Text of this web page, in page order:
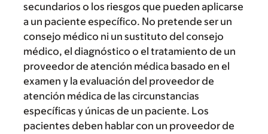
secundarios o los riesgos que pueden aplicarse
a un paciente específico. No pretende ser un
consejo médico ni un sustituto del consejo
médico, el diagnóstico o el tratamiento de un
proveedor de atención médica basado en el
examen y la evaluación del proveedor de
atención médica de las circunstancias
específicas y únicas de un paciente. Los
pacientes deben hablar con un proveedor de